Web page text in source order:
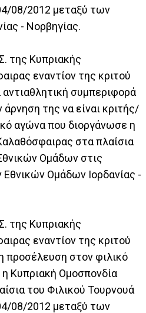
08/2012 μεταξύ των
- Νορβηγίας.
της Κυπριακής
εναντίον της κριτού
συμπεριφορά
της να είναι κριτής/
αγώνα που διοργάνωσε η
στα πλαίσια
Ομάδων στις
Ομάδων Ιορδανίας -
της Κυπριακής
εναντίον της κριτού
προσέλευση στον φιλικό
Κυπριακή Ομοσπονδία
του Φιλικού Τουρνουά
08/2012 μεταξύ των